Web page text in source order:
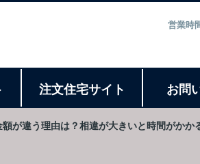
営業時
注文住宅サイト お問
が違う理由は？相違が大きいと時間がかか